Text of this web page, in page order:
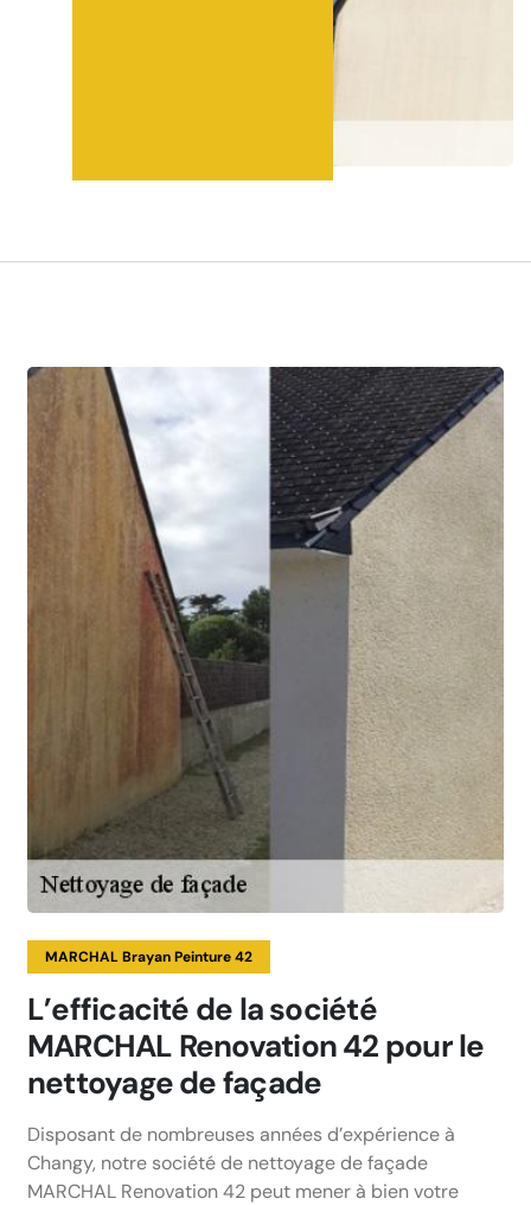
MARCHAL Brayan Peinture 42
L’efficacité de la société
MARCHAL Renovation 42 pour le
nettoyage de façade
Disposant de nombreuses années d’expérience à
Changy, notre société de nettoyage de façade
MARCHAL Renovation 42 peut mener à bien votre